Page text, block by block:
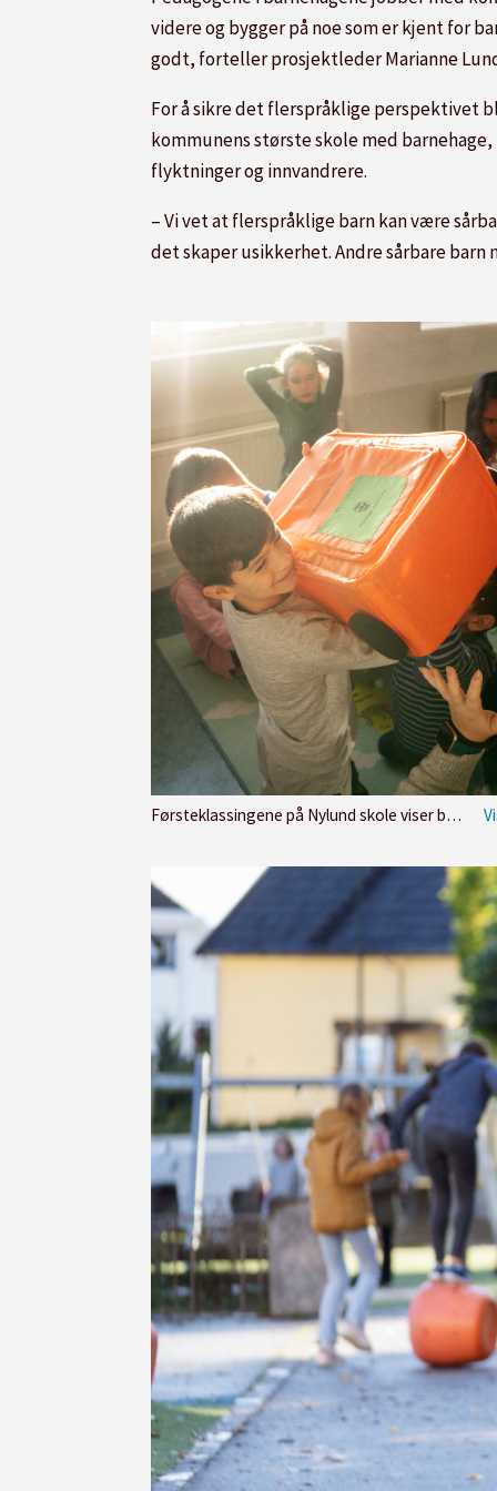
videre og bygger på noe som er kjent for
godt, forteller prosjektleder Marianne
Førsteklassingene på Nylund skole viser begeistring og gjenkjennelse når overgangskofferten hentes fram.
For å sikre det flerspråklige perspektivet
kommunens største skole med
flyktninger og innvandrere.
– Vi vet at flerspråklige barn kan være
det skaper usikkerhet. Andre sårbare barn